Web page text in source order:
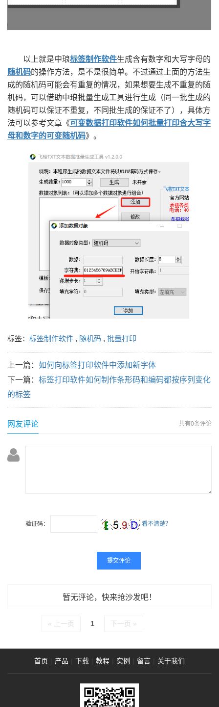
以上就是中琅标签制作软件生成含有数字和大写字母的
随机码的操作方法，是不是很简单。不过通过上面的方法生
成的随机码可能会有重复的情况，如果想要生成不重复的随
机码，可以借助中琅批量生成工具进行生成（同一批生成的
随机码可以保证不重复，不同批生成的保证不了），具体方
法可以参考文章《可变数据打印软件如何批量打印含大写字
母和数字的可变随机码》。
标签： 标签制作软件 , 随机码 , 批量打印
上一篇： 如何向标签打印软件中添加新字体
下一篇： 标签打印软件如何制作条形码和编码都按序列变化
的标签
共有0条评论
网友评论
验证码： 看不清楚？
暂无评论，快来抢沙发吧！
« 上一页 1 下一页 »
首页 产品 下载 教程 实例 留言 关于我们